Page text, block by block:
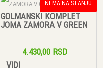
NEMA NA STANJU
GOLMANSKI KOMPLET
JOMA ZAMORA V GREEN
4.430,00 RSD
VIDI